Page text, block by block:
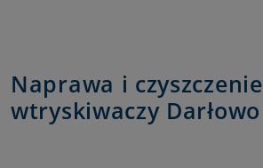
Naprawa i czyszczenie
wtryskiwaczy Darłowo